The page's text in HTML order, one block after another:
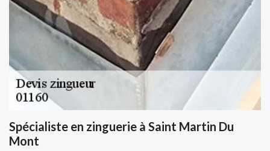
Spécialiste en zinguerie à Saint Martin Du
Mont